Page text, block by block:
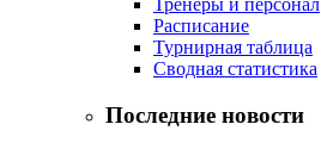
Тренеры и персонал
Расписание
Турнирная таблица
Сводная статистика
Последние новости